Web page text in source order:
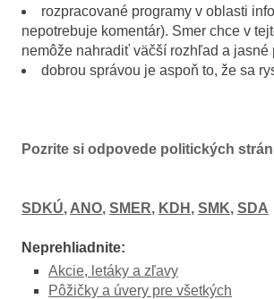
rozpracované programy v oblasti
nepotrebuje komentár). Smer chce v
nemôže nahradiť väčší rozhľad a jasné
dobrou správou je aspoň to, že sa
Pozrite si odpovede politických
SDKÚ, ANO, SMER, KDH , SMK, SDA
Neprehliadnite:
Akcie, letáky a zľavy
Pôžičky a úvery pre všetkých